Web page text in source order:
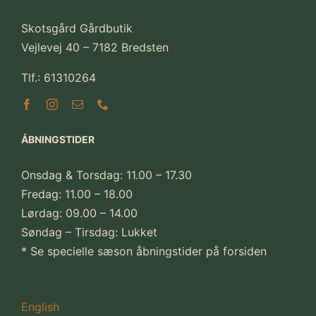
Skotsgård Gårdbutik
Vejlevej 40 – 7182 Bredsten
Tlf.: 61310264
ÅBNINGSTIDER
Onsdag & Torsdag: 11.00 – 17.30
Fredag: 11.00 – 18.00
Lørdag: 09.00 – 14.00
Søndag – Tirsdag: Lukket
* Se specielle sæson åbningstider på forsiden
English